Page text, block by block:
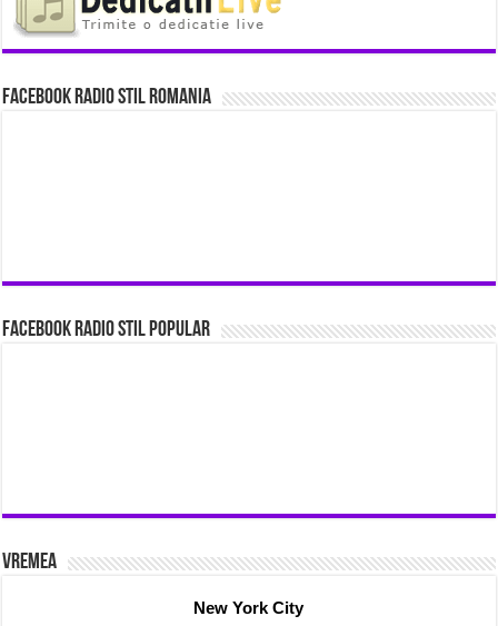
Facebook Radio Stil Romania
Facebook Radio Stil Popular
Vremea
New York City